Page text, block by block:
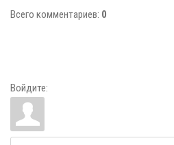
Всего комментариев: 0
Войдите: